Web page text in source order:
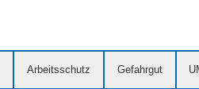
Arbeitsschutz Gefahrgut